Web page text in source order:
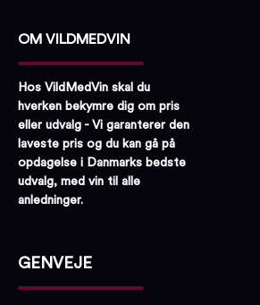
OM VILDMEDVIN
Hos VildMedVin skal du
hverken bekymre dig om pris
eller udvalg - Vi garanterer den
laveste pris og du kan gå på
opdagelse i Danmarks bedste
udvalg, med vin til alle
anledninger.
GENVEJE